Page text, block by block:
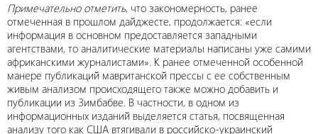
Примечательно отметить, что закономерность, ранее
отмеченная в прошлом дайджесте, продолжается: «если
информация в основном предоставляется западными
агентствами, то аналитические материалы написаны уже самими
африканскими журналистами». К ранее отмеченной особенной
манере публикаций мавританской прессы с ее собственным
живым анализом происходящего также можно добавить и
публикации из Зимбабве. В частности, в одном из
информационных изданий выделяется статья, посвященная
анализу того как США втягивали в российско-украинский